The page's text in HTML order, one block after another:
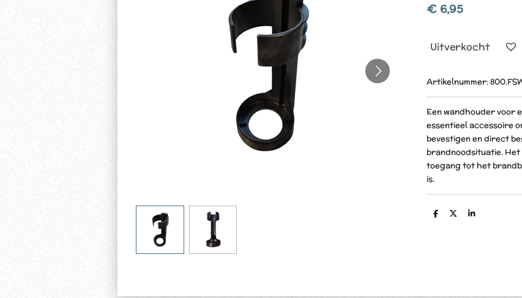
€ 6,95
Uitverkocht
Artikelnummer:
Een wandhouder voor
essentieel accessoire
bevestigen en direct
brandnoodsituatie. Het
toegang tot het
is.
D
D
S